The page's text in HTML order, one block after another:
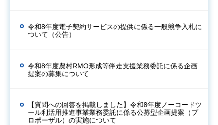
令和8年度電子契約サービスの提供に係る一般競争入札に
ついて（公告）
令和8年度農村RMO形成等伴走支援業務委託に係る企画
提案の募集について
【質問への回答を掲載しました】令和8年度ノーコードツ
ール利活用推進事業業務委託に係る公募型企画提案（プ
ロポーザル）の実施について